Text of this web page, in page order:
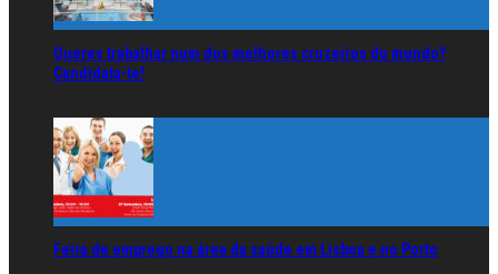
Queres trabalhar num dos melhores cruzeiros do mundo?
Candidata-te!
Feira de emprego na área da saúde em Lisboa e no Porto